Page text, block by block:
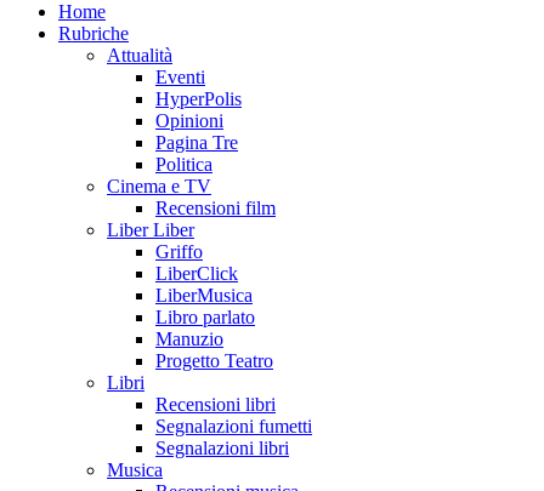
Home
Rubriche
Attualità
Eventi
HyperPolis
Opinioni
Pagina Tre
Politica
Cinema e TV
Recensioni film
Liber Liber
Griffo
LiberClick
LiberMusica
Libro parlato
Manuzio
Progetto Teatro
Libri
Recensioni libri
Segnalazioni fumetti
Segnalazioni libri
Musica